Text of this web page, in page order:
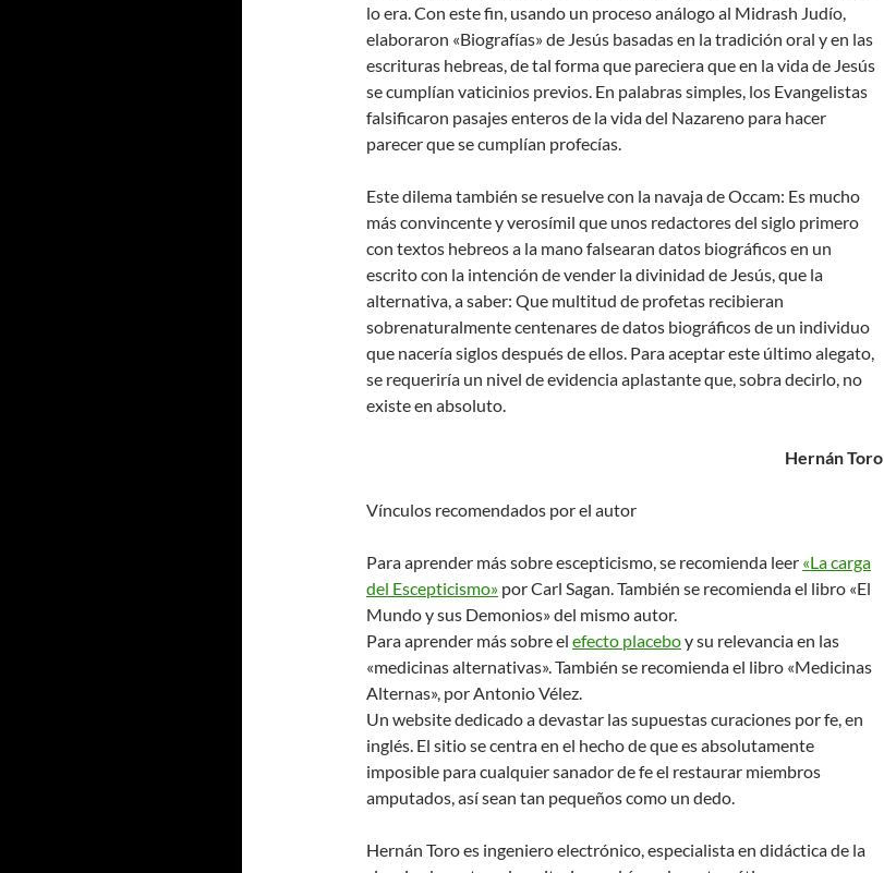
lo era. Con este fin, usando un proceso análogo al Midrash Judío,
elaboraron «Biografías» de Jesús basadas en la tradición oral y en las
escrituras hebreas, de tal forma que pareciera que en la vida de Jesús
se cumplían vaticinios previos. En palabras simples, los Evangelistas
falsificaron pasajes enteros de la vida del Nazareno para hacer
parecer que se cumplían profecías.
Este dilema también se resuelve con la navaja de Occam: Es mucho
más convincente y verosímil que unos redactores del siglo primero
con textos hebreos a la mano falsearan datos biográficos en un
escrito con la intención de vender la divinidad de Jesús, que la
alternativa, a saber: Que multitud de profetas recibieran
sobrenaturalmente centenares de datos biográficos de un individuo
que nacería siglos después de ellos. Para aceptar este último alegato,
se requeriría un nivel de evidencia aplastante que, sobra decirlo, no
existe en absoluto.
Hernán Toro
Vínculos recomendados por el autor
Para aprender más sobre escepticismo, se recomienda leer «La carga
del Escepticismo» por Carl Sagan. También se recomienda el libro «El
Mundo y sus Demonios» del mismo autor.
Para aprender más sobre el efecto placeboy su relevancia en las
«medicinas alternativas». También se recomienda el libro «Medicinas
Alternas», por Antonio Vélez.
Un website dedicado a devastar las supuestas curaciones por fe, en
inglés. El sitio se centra en el hecho de que es absolutamente
imposible para cualquier sanador de fe el restaurar miembros
amputados, así sean tan pequeños como un dedo.
Hernán Toro es ingeniero electrónico, especialista en didáctica de la